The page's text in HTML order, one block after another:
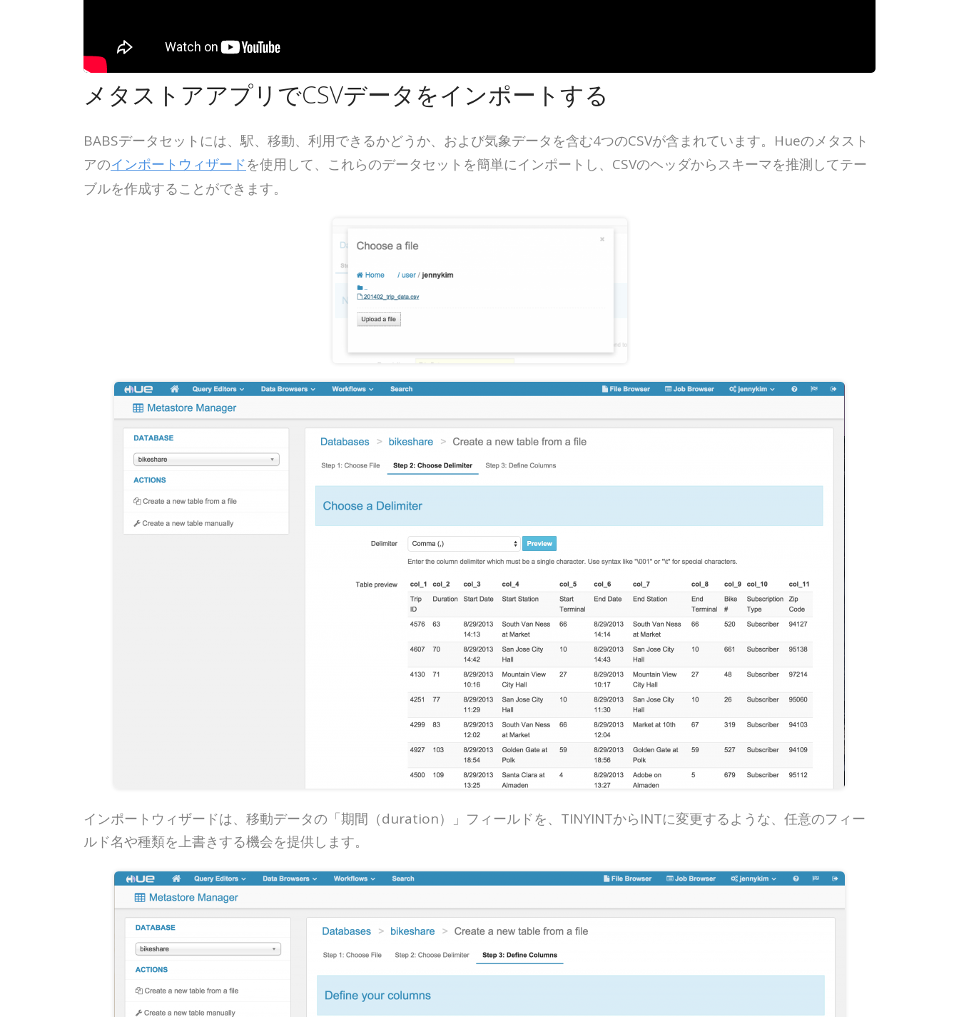
メタストアアプリでCSVデータをインポートする
BABSデータセットには、駅、移動、利用できるかどうか、および気象データを含む4つのCSVが含まれています。Hueのメタスト
アのインポートウィザードを使用して、これらのデータセットを簡単にインポートし、CSVのヘッダからスキーマを推測してテー
ブルを作成することができます。
インポートウィザードは、移動データの「期間（duration）」フィールドを、TINYINTからINTに変更するような、任意のフィー
ルド名や種類を上書きする機会を提供します。